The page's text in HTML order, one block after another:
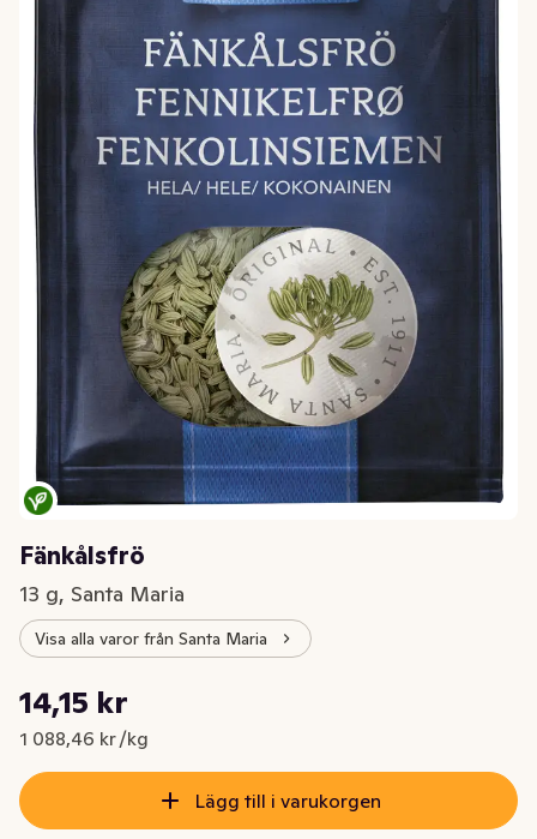
Fänkålsfrö
13 g, Santa Maria
Visa alla varor från Santa Maria
Nuvarande pris är: 14,15 kr
14,15 kr
1 088,46 kr /kg
Styckpris: 1 088,46 kr /kg
Lägg till i varukorgen